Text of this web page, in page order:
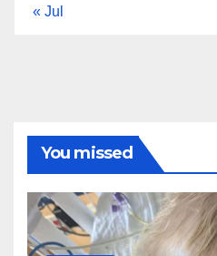
« Jul
You missed